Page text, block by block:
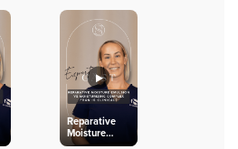
Reparative
Moisture
Emulsion vs